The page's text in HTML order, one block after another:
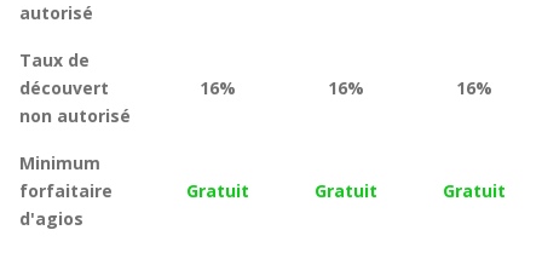
autorisé
Taux de
découvert
non autorisé
16% 16% 16%
Minimum
forfaitaire
d'agios
Gratuit Gratuit Gratuit